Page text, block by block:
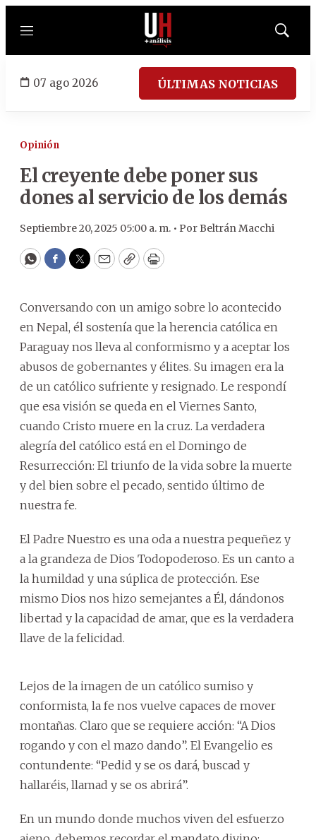
Menú
Mostrar
07 ago 2026 ÚLTIMAS NOTICIAS
Opinión
El creyente debe poner sus
dones al servicio de los demás
Septiembre 20, 2025 05:00 a. m. • PorBeltrán Macchi
WhatsApp
Facebook
Twitter
EmailCopyPrint
Conversando con un amigo sobre lo acontecido
en Nepal, él sostenía que la herencia católica en
Paraguay nos lleva al conformismo y a aceptar los
abusos de gobernantes y élites. Su imagen era la
de un católico sufriente y resignado. Le respondí
que esa visión se queda en el Viernes Santo,
cuando Cristo muere en la cruz. La verdadera
alegría del católico está en el Domingo de
Resurrección: El triunfo de la vida sobre la muerte
y del bien sobre el pecado, sentido último de
nuestra fe.
El Padre Nuestro es una oda a nuestra pequeñez y
a la grandeza de Dios Todopoderoso. Es un canto a
la humildad y una súplica de protección. Ese
mismo Dios nos hizo semejantes a Él, dándonos
libertad y la capacidad de amar, que es la verdadera
llave de la felicidad.
Lejos de la imagen de un católico sumiso y
conformista, la fe nos vuelve capaces de mover
montañas. Claro que se requiere acción: “A Dios
rogando y con el mazo dando”. El Evangelio es
contundente: “Pedid y se os dará, buscad y
hallaréis, llamad y se os abrirá”.
En un mundo donde muchos viven del esfuerzo